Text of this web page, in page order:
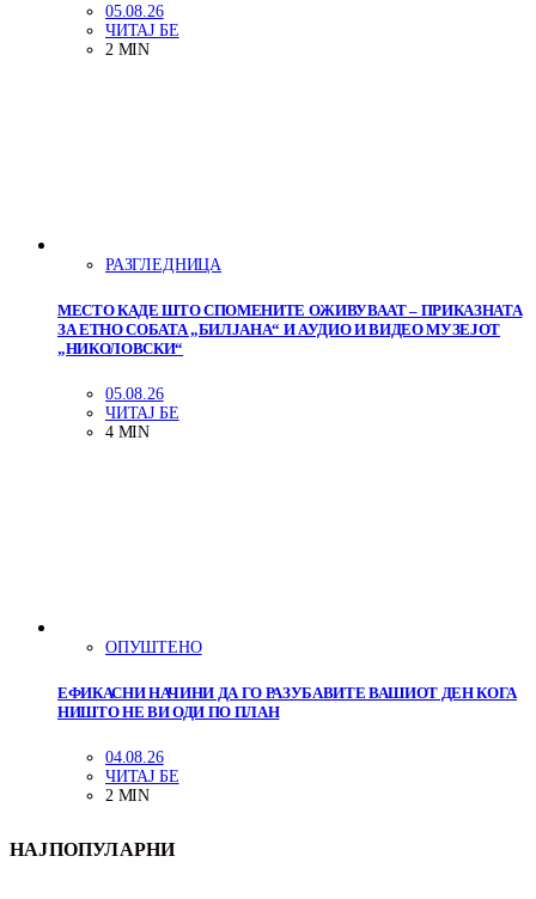
05.08.26
ЧИТАЈ БЕ
2 MIN
РАЗГЛЕДНИЦА
МЕСТО КАДЕ ШТО СПОМЕНИТЕ ОЖИВУВААТ – ПРИКАЗНАТА
ЗА ЕТНО СОБАТА „БИЛЈАНА“ И АУДИО И ВИДЕО МУЗЕЈОТ
„НИКОЛОВСКИ“
05.08.26
ЧИТАЈ БЕ
4 MIN
ОПУШТЕНО
ЕФИКАСНИ НАЧИНИ ДА ГО РАЗУБАВИТЕ ВАШИОТ ДЕН КОГА
НИШТО НЕ ВИ ОДИ ПО ПЛАН
04.08.26
ЧИТАЈ БЕ
2 MIN
НАЈПОПУЛАРНИ